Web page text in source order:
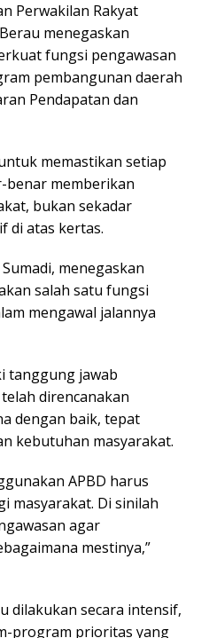
Perwakilan Rakyat
menegaskan
fungsi pengawasan
pembangunan daerah
Pendapatan dan
memastikan setiap
memberikan
bukan sekadar
di atas kertas.
menegaskan
salah satu fungsi
mengawal jalannya
tanggung jawab
direncanakan
dengan baik, tepat
kebutuhan masyarakat.
APBD harus
masyarakat. Di sinilah
agar
mestinya,”
dilakukan secara intensif,
program prioritas yang